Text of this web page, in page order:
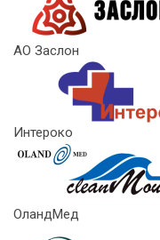
АО Заслон
Интероко
ОландМед